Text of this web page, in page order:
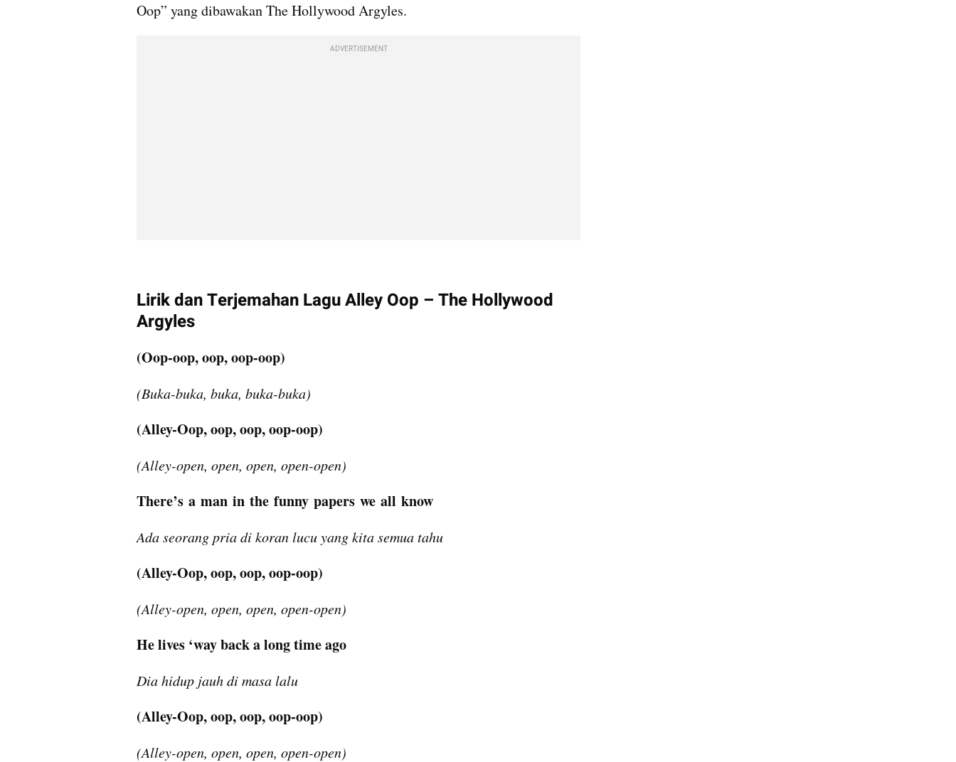
Oop” yang dibawakan The Hollywood Argyles.
ADVERTISEMENT
Lirik dan Terjemahan Lagu Alley Oop – The Hollywood
Argyles
(Oop-oop, oop, oop-oop)
(Buka-buka, buka, buka-buka)
(Alley-Oop, oop, oop, oop-oop)
(Alley-open, open, open, open-open)
There’s a man in the funny papers we all know
Ada seorang pria di koran lucu yang kita semua tahu
(Alley-Oop, oop, oop, oop-oop)
(Alley-open, open, open, open-open)
He lives ‘way back a long time ago
Dia hidup jauh di masa lalu
(Alley-Oop, oop, oop, oop-oop)
(Alley-open, open, open, open-open)